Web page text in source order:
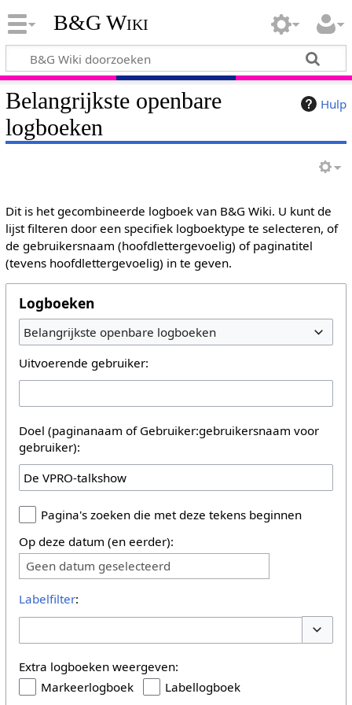
B&G Wiki
Hulp
Belangrijkste openbare
logboeken
Dit is het gecombineerde logboek van B&G Wiki. U kunt de
lijst filteren door een specifiek logboektype te selecteren, of
de gebruikersnaam (hoofdlettergevoelig) of paginatitel
(tevens hoofdlettergevoelig) in te geven.
Logboeken
Belangrijkste openbare logboeken
Uitvoerende gebruiker:
Doel (paginanaam of Gebruiker:gebruikersnaam voor
gebruiker):
Pagina's zoeken die met deze tekens beginnen
Op deze datum (en eerder):
Geen datum geselecteerd
Labelfilter:
Extra logboeken weergeven:
Markeerlogboek
Labellogboek